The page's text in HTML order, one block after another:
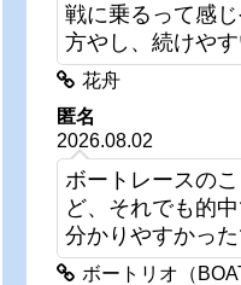
戦に乗るって感
方やし、続けやす
花舟
匿名
2026.08.02
ボートレースの
ど、それでも的
分かりやすかった
ボートリオ（